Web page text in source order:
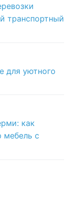
транспортный
для уютного
как
мебель с